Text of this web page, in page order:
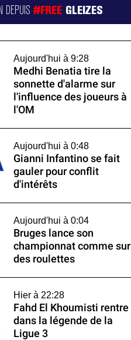
DEPUIS#FREE GLEIZES
Aujourd'hui à 9:28
Medhi Benatia tire la
sonnette d'alarme sur
l'influence des joueurs à
l'OM
Aujourd'hui à 0:48
Gianni Infantino se fait
gauler pour conflit
d'intérêts
Aujourd'hui à 0:04
Bruges lance son
championnat comme sur
des roulettes
Hier à 22:28
Fahd El Khoumisti rentre
dans la légende de la
Ligue 3